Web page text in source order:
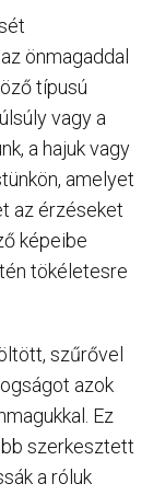
önmagaddal
típusú
vagy a
a hajuk vagy
amelyet
az érzéseket
képeibe
tökéletesre
szűrővel
azok
Ez
szerkesztett
a róluk